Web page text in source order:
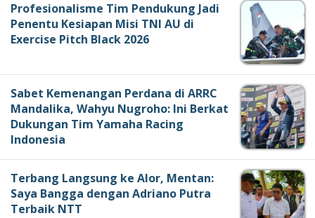
Profesionalisme Tim Pendukung Jadi
Penentu Kesiapan Misi TNI AU di
Exercise Pitch Black 2026
Sabet Kemenangan Perdana di ARRC
Mandalika, Wahyu Nugroho: Ini Berkat
Dukungan Tim Yamaha Racing
Indonesia
Terbang Langsung ke Alor, Mentan:
Saya Bangga dengan Adriano Putra
Terbaik NTT